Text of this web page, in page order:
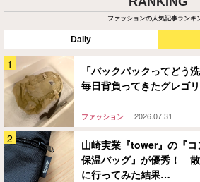
ファッションの人気記事ランキ
Daily
「バックパックってど
毎日背負ってきたグレゴ
ファッション 2026.07.31
山崎実業『tower』の『
保温バッグ』が優秀！
に行ってみた結果…